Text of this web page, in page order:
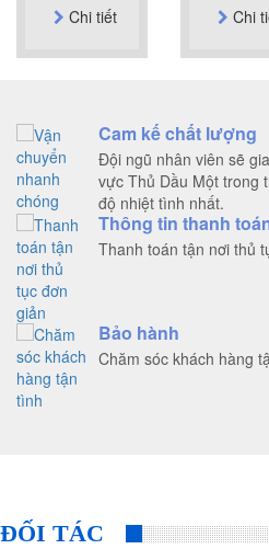
Chi tiết Chi
Cam kế chất lượng
Đội ngũ nhân viên sẽ
vực Thủ Dầu Một trong
độ nhiệt tình nhất.
Thông tin thanh
Thanh toán tận nơi thủ
Bảo hành
Chăm sóc khách hàng
ĐỐI TÁC